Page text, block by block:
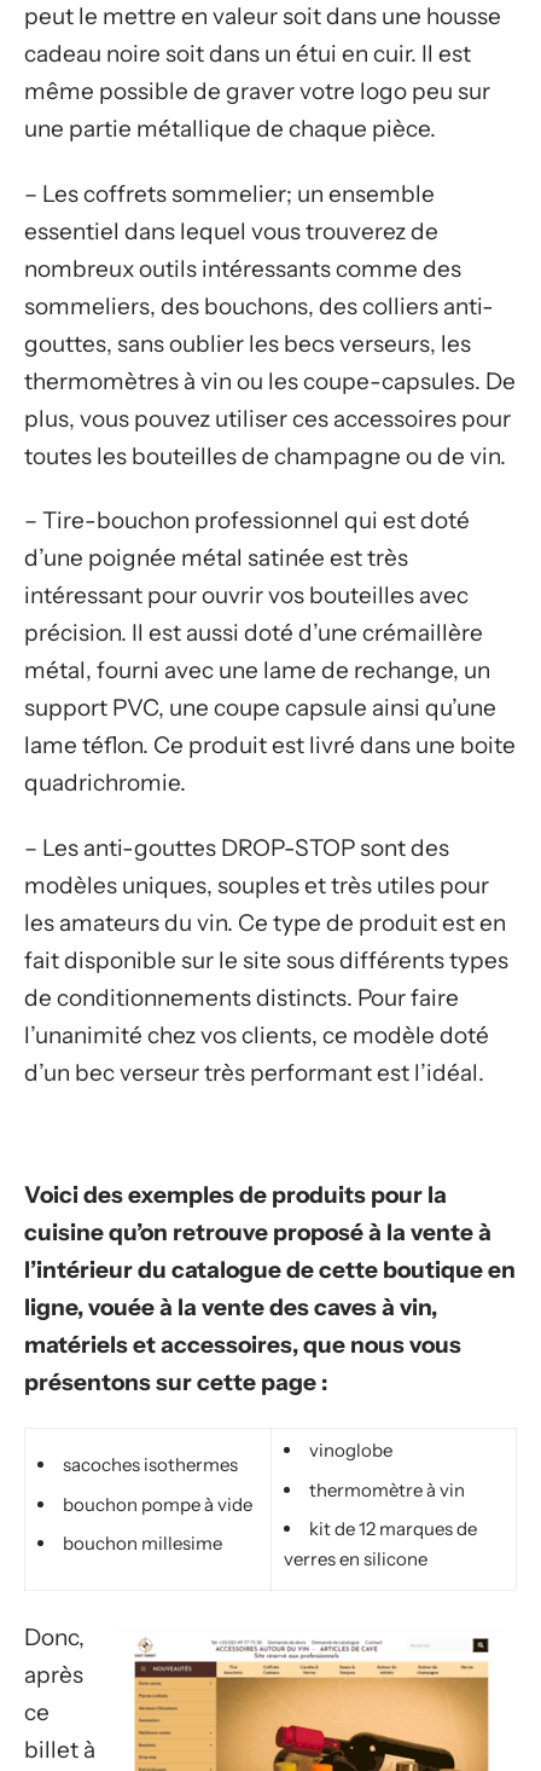
peut le mettre en valeur soit dans une housse
cadeau noire soit dans un étui en cuir. Il est
même possible de graver votre logo peu sur
une partie métallique de chaque pièce.
– Les coffrets sommelier; un ensemble
essentiel dans lequel vous trouverez de
nombreux outils intéressants comme des
sommeliers, des bouchons, des colliers anti-
gouttes, sans oublier les becs verseurs, les
thermomètres à vin ou les coupe-capsules. De
plus, vous pouvez utiliser ces accessoires pour
toutes les bouteilles de champagne ou de vin.
– Tire-bouchon professionnel qui est doté
d’une poignée métal satinée est très
intéressant pour ouvrir vos bouteilles avec
précision. Il est aussi doté d’une crémaillère
métal, fourni avec une lame de rechange, un
support PVC, une coupe capsule ainsi qu’une
lame téflon. Ce produit est livré dans une boite
quadrichromie.
– Les anti-gouttes DROP-STOP sont des
modèles uniques, souples et très utiles pour
les amateurs du vin. Ce type de produit est en
fait disponible sur le site sous différents types
de conditionnements distincts. Pour faire
l’unanimité chez vos clients, ce modèle doté
d’un bec verseur très performant est l’idéal.
Voici des exemples de produits pour la
cuisine qu’on retrouve proposé à la vente à
l’intérieur du catalogue de cette boutique en
ligne, vouée à la vente des caves à vin,
matériels et accessoires, que nous vous
présentons sur cette page :
sacoches isothermes
bouchon pompe à vide
bouchon millesime
vinoglobe
thermomètre à vin
kit de 12 marques de
verres en silicone
Donc,
après
ce
billet à